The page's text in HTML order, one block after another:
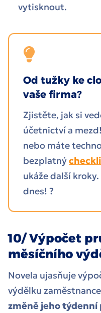
vytisknout.
Od tužky ke
vaše firma?
Zjistěte, jak si
účetnictví a
nebo máte
bezplatný
ukáže další
dnes! ?
10/ Výpočet
měsíčního
Novela ujasňuje
výdělku
změně jeho týdenní